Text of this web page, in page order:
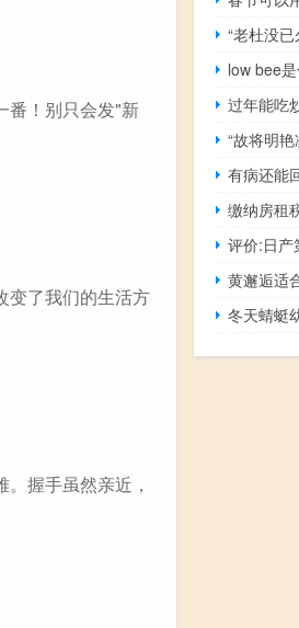
番！别只会发"新
变了我们的生活方
握手虽然亲近，
“老杜没
low bee
过年能吃
“故将明
有病还能
缴纳房租
黄邂逅适
冬天蜻蜓